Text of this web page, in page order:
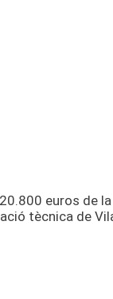
euros de
tècnica de